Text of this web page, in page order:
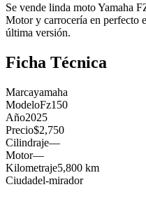
Se vende linda moto Yamaha
Motor y carrocería en perfecto
última versión.
Ficha Técnica
Marcayamaha
ModeloFz150
Año2025
Precio$2,750
Cilindraje—
Motor—
Kilometraje5,800 km
Ciudadel-mirador